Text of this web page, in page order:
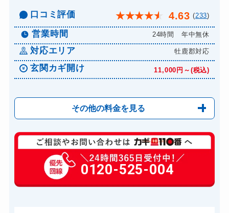
ドアノブカギ交換 11,000円～(税込)
口コミ評価 ★★★★★ 4.63 (233)
営業時間 24時間 年中無休
対応エリア 牡鹿郡対応
玄関カギ開け 11,000円～(税込)
その他の料金を見る
玄関カギ修理 6,600円～(税込)
玄関カギ交換 14,300円～(税込)
車カギ開け 13,200円～(税込)
0120-525-004